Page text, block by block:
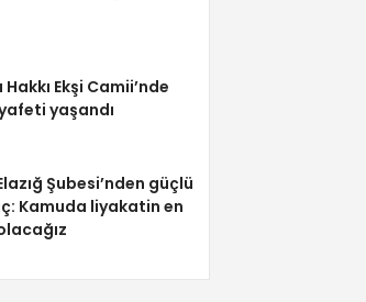
Hakkı Ekşi Camii’nde
yaşandı
Şubesi’nden güçlü
Kamuda liyakatin en